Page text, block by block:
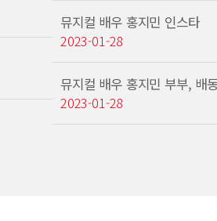
뮤지컬 배우 홍지민 인스타
2023-01-28
뮤지컬 배우 홍지민 부부, 배
2023-01-28